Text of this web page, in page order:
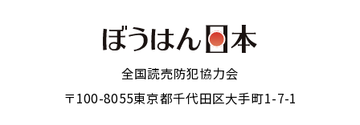
全国読売防犯協力会
〒100-8055東京都千代田区大手町1-7-1